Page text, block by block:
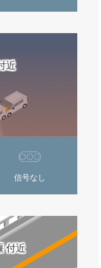
近
信号なし
付近